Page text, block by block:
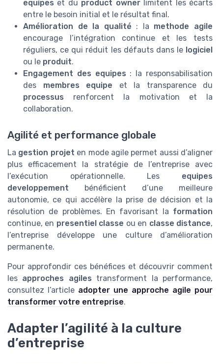
equipes et du product ownerlimitent les écarts
entre le besoin initial et le résultat final.
Amélioration de la qualité : la methode agile
encourage l’intégration continue et les tests
réguliers, ce qui réduit les défauts dans le logiciel
ou le produit.
Engagement des equipes : la responsabilisation
des membres equipe et la transparence du
processus renforcent la motivation et la
collaboration.
Agilité et performance globale
La gestion projet en mode agile permet aussi d’aligner
plus efficacement la stratégie de l’entreprise avec
l’exécution opérationnelle. Les equipes
developpement bénéficient d’une meilleure
autonomie, ce qui accélère la prise de décision et la
résolution de problèmes. En favorisant la formation
continue, en presentiel classe ou en classe distance,
l’entreprise développe une culture d’amélioration
permanente.
Pour approfondir ces bénéfices et découvrir comment
les approches agiles transforment la performance,
consultez l’article adopter une approche agile pour
transformer votre entreprise.
Adapter l’agilité à la culture
d’entreprise